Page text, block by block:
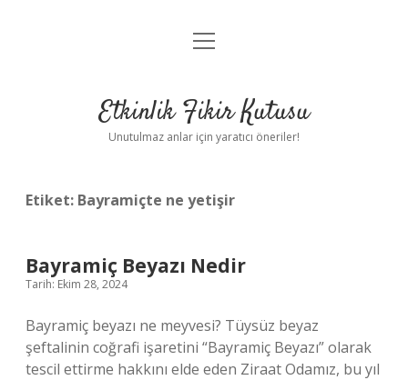
Anasayfa
Yasal Uyarı
menüyü
Etkinlik Fikir Kutusu
Unutulmaz anlar için yaratıcı öneriler!
Etiket: Bayramiçte ne yetişir
Bayramiç Beyazı Nedir
Tarih: Ekim 28, 2024
Bayramiç beyazı ne meyvesi? Tüysüz beyaz
şeftalinin coğrafi işaretini “Bayramiç Beyazı” olarak
tescil ettirme hakkını elde eden Ziraat Odamız, bu yıl